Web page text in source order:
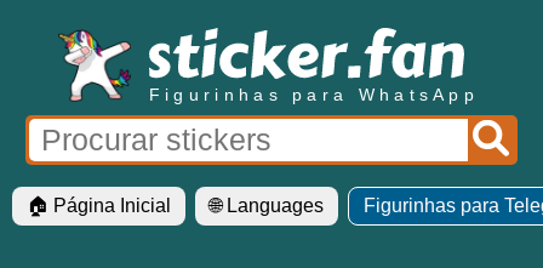
Figurinhas para WhatsApp
🏠 Página Inicial 🌐 Languages Figurinhas para